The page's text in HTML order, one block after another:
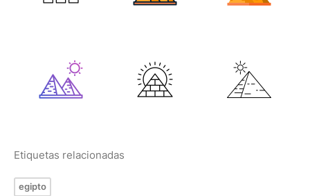
Etiquetas relacionadas
egipto